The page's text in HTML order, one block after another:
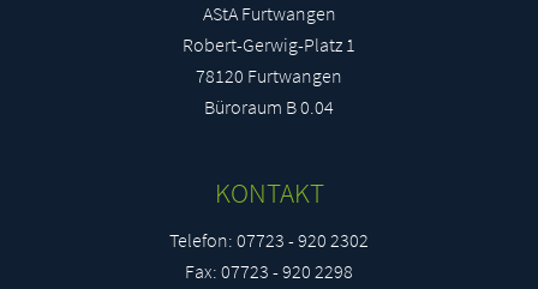
AStA Furtwangen
Robert-Gerwig-Platz 1
78120 Furtwangen
Büroraum B 0.04
KONTAKT
Telefon: 07723 - 920 2302
Fax: 07723 - 920 2298